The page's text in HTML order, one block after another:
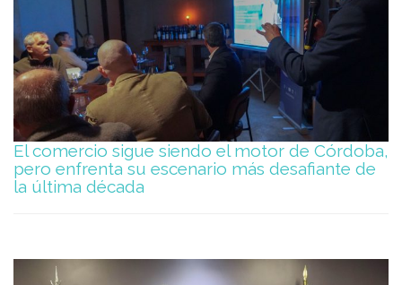
El comercio sigue siendo el motor de Córdoba,
pero enfrenta su escenario más desafiante de
la última década